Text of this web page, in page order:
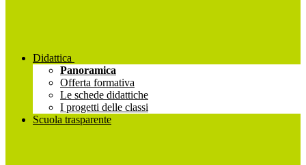
Didattica
Panoramica
Offerta formativa
Le schede didattiche
I progetti delle classi
Scuola trasparente